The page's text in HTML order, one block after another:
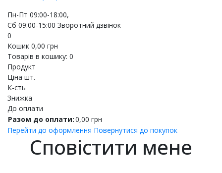
Пн-Пт 09:00-18:00,
Сб 09:00-15:00 Зворотний дзвінок
0
Кошик 0,00 грн
Товарів в кошику: 0
Продукт
Ціна шт.
К-сть
Знижка
До оплати
Разом до оплати:0,00 грн
Перейти до оформлення Повернутися до покупок
Сповістити мене